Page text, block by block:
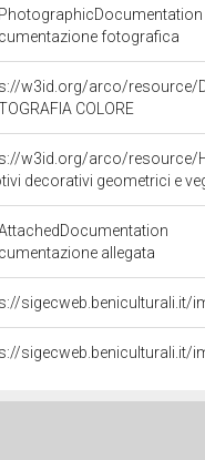
fotografica
w3id.org/arco/resource/
COLORE
w3id.org/arco/resource/
decorativi geometrici e
allegata
sigecweb.beniculturali.it/
sigecweb.beniculturali.it/